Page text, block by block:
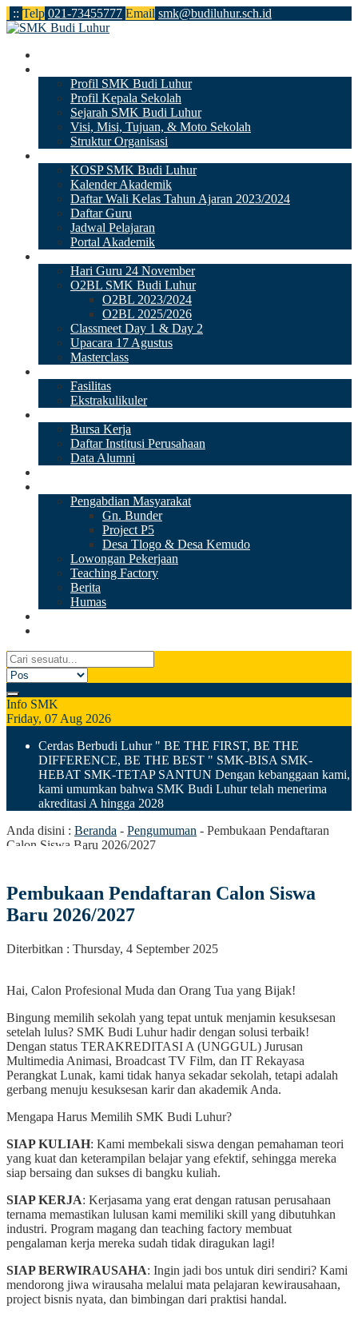
:: Telp 021-73455777 Email smk@budiluhur.sch.id
Profil SMK Budi Luhur
Profil Kepala Sekolah
Sejarah SMK Budi Luhur
Visi, Misi, Tujuan, & Moto Sekolah
Struktur Organisasi
KOSP SMK Budi Luhur
Kalender Akademik
Daftar Wali Kelas Tahun Ajaran 2023/2024
Daftar Guru
Jadwal Pelajaran
Portal Akademik
Hari Guru 24 November
O2BL SMK Budi Luhur
O2BL 2023/2024
O2BL 2025/2026
Classmeet Day 1 & Day 2
Upacara 17 Agustus
Masterclass
Fasilitas
Ekstrakulikuler
Bursa Kerja
Daftar Institusi Perusahaan
Data Alumni
Pengabdian Masyarakat
Gn. Bunder
Project P5
Desa Tlogo & Desa Kemudo
Lowongan Pekerjaan
Teaching Factory
Berita
Humas
Info SMK
Friday, 07 Aug 2026
Cerdas Berbudi Luhur " BE THE FIRST, BE THE
DIFFERENCE, BE THE BEST " SMK-BISA SMK-
HEBAT SMK-TETAP SANTUN Dengan kebanggaan kami,
kami umumkan bahwa SMK Budi Luhur telah menerima
akreditasi A hingga 2028
Anda disini : Beranda - Pengumuman - Pembukaan Pendaftaran
Calon Siswa Baru 2026/2027
Pembukaan Pendaftaran Calon Siswa
Baru 2026/2027
Diterbitkan : Thursday, 4 September 2025
Hai, Calon Profesional Muda dan Orang Tua yang Bijak!
Bingung memilih sekolah yang tepat untuk menjamin kesuksesan
setelah lulus? SMK Budi Luhur hadir dengan solusi terbaik!
Dengan status TERAKREDITASI A (UNGGUL) Jurusan
Multimedia Animasi, Broadcast TV Film, dan IT Rekayasa
Perangkat Lunak, kami tidak hanya sekadar sekolah, tetapi adalah
gerbang menuju kesuksesan karir dan akademik Anda.
Mengapa Harus Memilih SMK Budi Luhur?
SIAP KULIAH: Kami membekali siswa dengan pemahaman teori
yang kuat dan keterampilan belajar yang efektif, sehingga mereka
siap bersaing dan sukses di bangku kuliah.
SIAP KERJA: Kerjasama yang erat dengan ratusan perusahaan
ternama memastikan lulusan kami memiliki skill yang dibutuhkan
industri. Program magang dan teaching factory membuat
pengalaman kerja mereka sudah tidak diragukan lagi!
SIAP BERWIRAUSAHA: Ingin jadi bos untuk diri sendiri? Kami
mendorong jiwa wirausaha melalui mata pelajaran kewirausahaan,
project bisnis nyata, dan bimbingan dari praktisi handal.